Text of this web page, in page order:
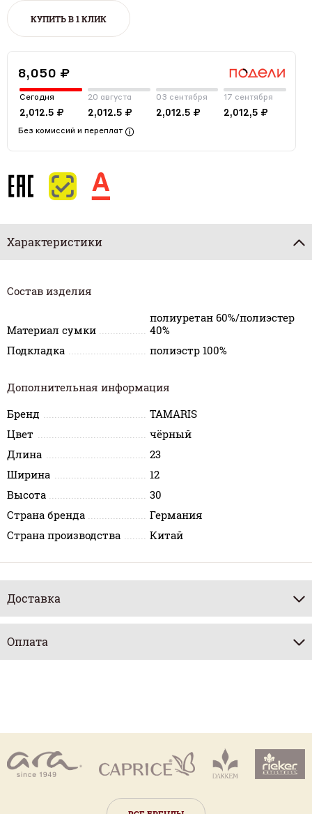
КУПИТЬ В 1 КЛИК
8,050 ₽
Сегодня
2,012.5 ₽
20 августа
2,012.5 ₽
03 сентября
2,012.5 ₽
17 сентября
2,012,5 ₽
Без комиссий и переплат
Характеристики
Состав изделия
Материал сумки
полиуретан 60%/полиэстер
40%
Подкладка
полиэстр 100%
Дополнительная информация
Бренд
TAMARIS
Цвет
чёрный
Длина
23
Ширина
12
Высота
30
Страна бренда
Германия
Страна производства
Китай
Доставка
Оплата